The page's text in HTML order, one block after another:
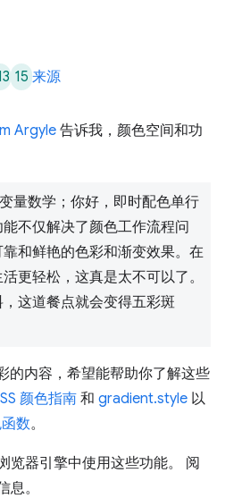
15 来源
Argyle 告诉我，颜色空间和功
量数学；你好，即时配色单行
不仅解决了颜色工作流程问
和鲜艳的色彩和渐变效果。在
更轻松，这真是太不可以了。
这道餐点就会变得五彩斑
的内容，希望能帮助你了解这些
颜色指南 和 gradient.style 以
数。
览器引擎中使用这些功能。 阅
。